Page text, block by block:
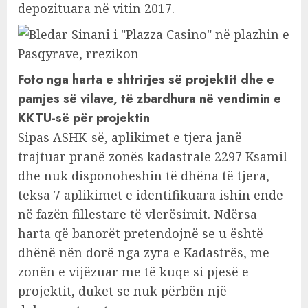
depozituara në vitin 2017.
Foto nga harta e shtrirjes së projektit dhe e
pamjes së vilave, të zbardhura në vendimin e
KKTU-së për projektin
Sipas ASHK-së, aplikimet e tjera janë
trajtuar pranë zonës kadastrale 2297 Ksamil
dhe nuk disponoheshin të dhëna të tjera,
teksa 7 aplikimet e identifikuara ishin ende
në fazën fillestare të vlerësimit. Ndërsa
harta që banorët pretendojnë se u është
dhënë nën dorë nga zyra e Kadastrës, me
zonën e vijëzuar me të kuqe si pjesë e
projektit, duket se nuk përbën një